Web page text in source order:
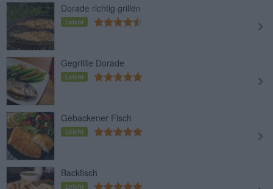
Dorade richtig grillen
Leicht
Gegrillte Dorade
Leicht
Gebackener Fisch
Leicht
Backfisch
Leicht